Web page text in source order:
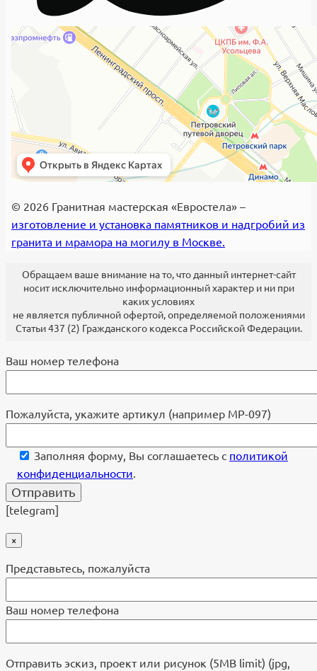
© 2026 Гранитная мастерская «Евростела» –
изготовление и установка памятников и надгробий из
гранита и мрамора на могилу в Москве.
Обращаем ваше внимание на то, что данный интернет-сайт
носит исключительно информационный характер и ни при
каких условиях
не является публичной офертой, определяемой положениями
Статьи 437 (2) Гражданского кодекса Российской Федерации.
Ваш номер телефона
Пожалуйста, укажите артикул (например МР-097)
Заполняя форму, Вы соглашаетесь с политикой
конфиденциальности.
[telegram]
×
Представьтесь, пожалуйста
Ваш номер телефона
Отправить эскиз, проект или рисунок (5MB limit) (jpg,